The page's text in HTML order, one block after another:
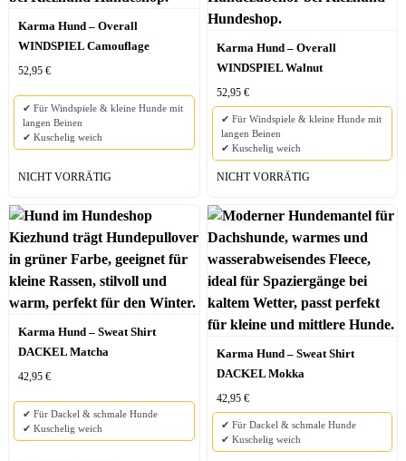
Karma Hund – Overall
WINDSPIEL Camouflage
52,95 €
✔ Für Windspiele & kleine Hunde mit
langen Beinen
✔ Kuschelig weich
NICHT VORRÄTIG
Karma Hund – Overall
WINDSPIEL Walnut
52,95 €
✔ Für Windspiele & kleine Hunde mit
langen Beinen
✔ Kuschelig weich
NICHT VORRÄTIG
Karma Hund – Sweat Shirt
DACKEL Matcha
42,95 €
✔ Für Dackel & schmale Hunde
✔ Kuschelig weich
Karma Hund – Sweat Shirt
DACKEL Mokka
42,95 €
✔ Für Dackel & schmale Hunde
✔ Kuschelig weich